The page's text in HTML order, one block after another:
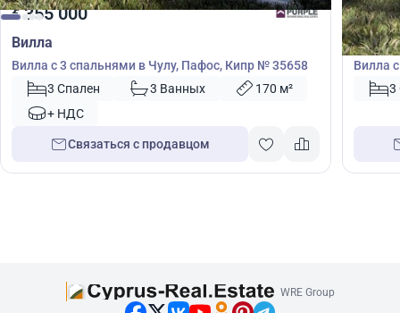
€355 000
Вилла
Вилла с 3 спальнями в Чулу, Пафос, Кипр № 35658
3 Спален
3 Ванных
170 м²
+ НДС
Связаться с продавцом
€355
Вилла
Вилла
3
WRE Group